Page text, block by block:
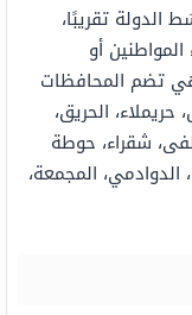
تقريبًا،
أو
تضم المحافظات
حريملاء، الحريق،
شقراء، حوطة
الدوادمي، المجمعة،